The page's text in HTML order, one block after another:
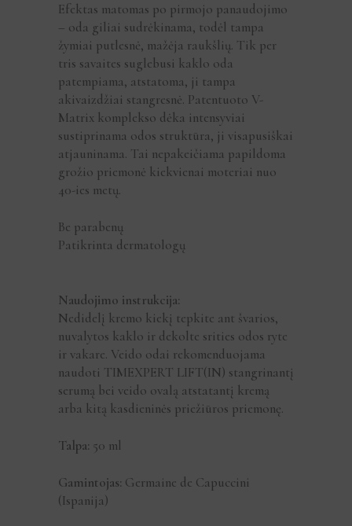
Efektas matomas po pirmojo panaudojimo
– oda giliai sudrėkinama, todėl tampa
žymiai putlesnė, mažėja raukšlių. Tik per
tris savaites suglebusi kaklo oda
patempiama, atstatoma, ji tampa
akivaizdžiai stangresnė. Patentuoto V-
Matrix komplekso dėka intensyviai
sustiprinama odos struktūra, ji visapusiškai
atjauninama. Tai nepakeičiama papildoma
grožio priemonė kiekvienai moteriai nuo
40-ies metų.
Be parabenų
Patikrinta dermatologų
Naudojimo instrukcija:
Nedidelį kremo kiekį tepkite ant švarios,
nuvalytos kaklo ir dekolte srities odos ryte
ir vakare. Veido odai rekomenduojama
naudoti TIMEXPERT LIFT(IN) stangrinantį
serumą bei veido ovalą atstatantį kremą
arba kitą kasdieninės priežiūros priemonę.
Talpa: 50 ml
Gamintojas: Germaine de Capuccini
(Ispanija)